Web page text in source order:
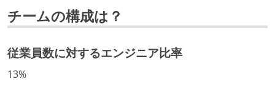
など、キャリア形成を目的とした職域を超えての積極
的な異動が推奨され、実施されている
マネージャーやCTOと高頻度（月1程度）でキャリアに
チームの構成は？
従業員数に対するエンジニア比率
13%